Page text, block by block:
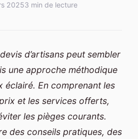
20253 min de lecture
d’artisans peut sembler
une approche méthodique
éclairé. En comprenant les
et les services offerts,
les pièges courants.
des conseils pratiques, des